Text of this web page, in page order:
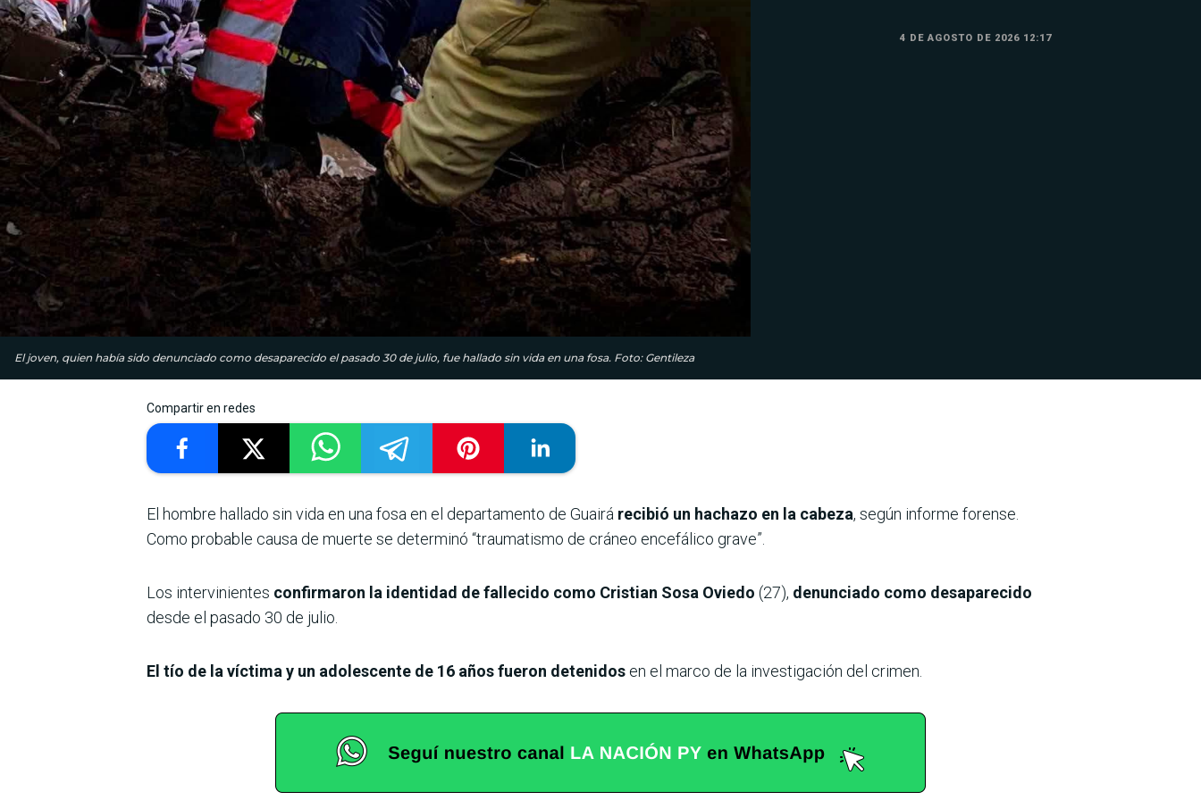
El joven, quien había sido denunciado como desaparecido el pasado 30 de julio, fue hallado sin vida en una fosa. Foto: Gentileza
4 DE AGOSTO DE 2026 12:17
Compartir en redes
El hombre hallado sin vida en una fosa en el departamento de Guairá recibió un hachazo en la cabeza, según informe forense.
Como probable causa de muerte se determinó “traumatismo de cráneo encefálico grave”.
Los intervinientes confirmaron la identidad de fallecido como Cristian Sosa Oviedo (27), denunciado como desaparecido
desde el pasado 30 de julio.
El tío de la víctima y un adolescente de 16 años fueron detenidos en el marco de la investigación del crimen.